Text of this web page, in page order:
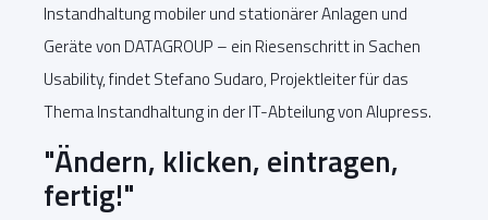
Instandhaltung mobiler und stationärer Anlagen und
Geräte von DATAGROUP – ein Riesenschritt in Sachen
Usability, findet Stefano Sudaro, Projektleiter für das
Thema Instandhaltung in der IT-Abteilung von Alupress.
"Ändern, klicken, eintragen,
fertig!"